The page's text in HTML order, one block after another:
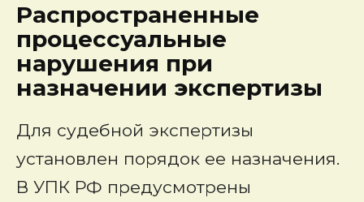
Распространенные
процессуальные
нарушения при
назначении экспертизы
Для судебной экспертизы
установлен порядок ее назначения.
В УПК РФ предусмотрены